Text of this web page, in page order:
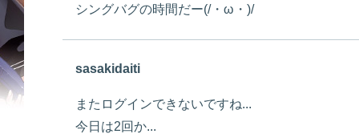
シングバグの時間だー(/・ω・)/
sasakidaiti
またログインできないですね...
今日は2回か...